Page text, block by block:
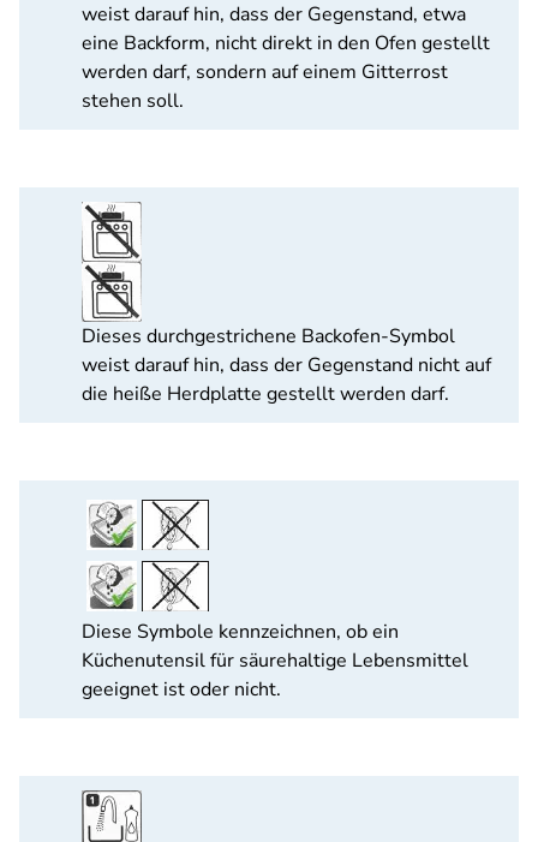
weist darauf hin, dass der Gegenstand, etwa
eine Backform, nicht direkt in den Ofen gestellt
werden darf, sondern auf einem Gitterrost
stehen soll.
Dieses durchgestrichene Backofen-Symbol
weist darauf hin, dass der Gegenstand nicht auf
die heiße Herdplatte gestellt werden darf.
Diese Symbole kennzeichnen, ob ein
Küchenutensil für säurehaltige Lebensmittel
geeignet ist oder nicht.